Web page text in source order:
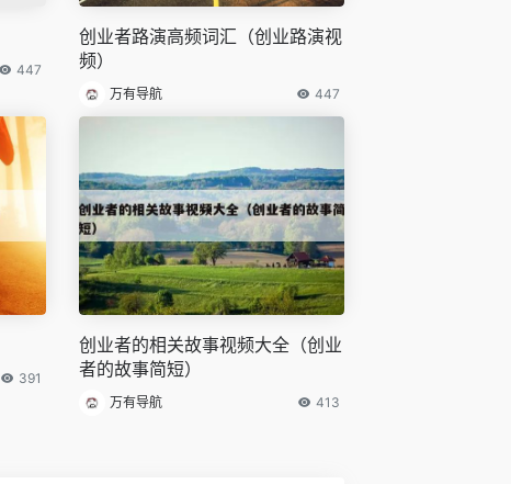
447
创业者路演高频词汇（创业路演视
频）
万有导航 447
391
创业者的相关故事视频大全（创业
者的故事简短）
万有导航 413